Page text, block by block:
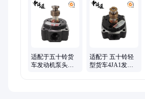
适配于五十铃货
车发动机泵头
适配于 五十铃轻
型货车4JA1发动